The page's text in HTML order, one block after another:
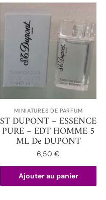
MINIATURES DE PARFUM
ST DUPONT – ESSENCE
PURE – EDT HOMME 5
ML De DUPONT
6,50€
Ajouter au panier